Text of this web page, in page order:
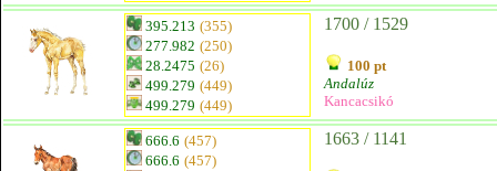
395.213 (355)
277.982 (250)
28.2475 (26)
499.279 (449)
499.279 (449)
1700 / 1529
100 pt
Andalúz
Kancacsikó
666.6 (457)
666.6 (457)
1663 / 1141